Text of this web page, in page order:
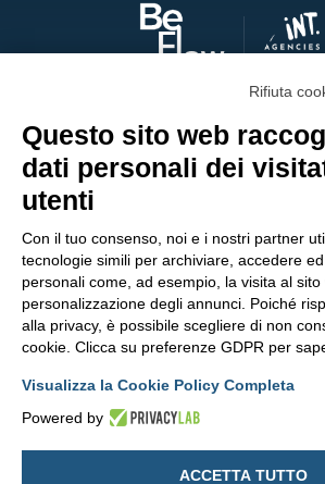
SEGUICI SUI
© 2026 PubliOne S.r.l Società Benefit.·
in Milano (MI), Corso Magenta n.
Rifiuta
Questo sito web
dati personali dei
utenti
Con il tuo consenso, noi e i nostri partner
tecnologie simili per archiviare, accedere
personali come, ad esempio, la visita al sito
personalizzazione degli annunci. Poiché
alla privacy, è possibile scegliere di non
cookie. Clicca su preferenze GDPR per
Visualizza la Cookie Policy Completa
Powered by
ACCETTA TUTTO